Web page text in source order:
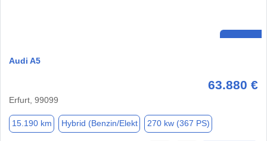
Audi A5
63.880 €
Erfurt, 99099
15.190 km Hybrid (Benzin/Elekt 270 kw (367 PS)